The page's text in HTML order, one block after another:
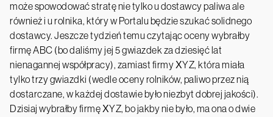
może spowodować stratę nie tylko u dostawcy paliwa ale
również i u rolnika, który w Portalu będzie szukać solidnego
dostawcy. Jeszcze tydzień temu czytając oceny wybrałby
firmę ABC (bo daliśmy jej 5 gwiazdek za dziesięć lat
nienagannej współpracy), zamiast firmy XYZ, która miała
tylko trzy gwiazdki (wedle oceny rolników, paliwo przez nią
dostarczane, w każdej dostawie było niezbyt dobrej jakości).
Dzisiaj wybrałby firmę XYZ, bo jakby nie było, ma ona o dwie